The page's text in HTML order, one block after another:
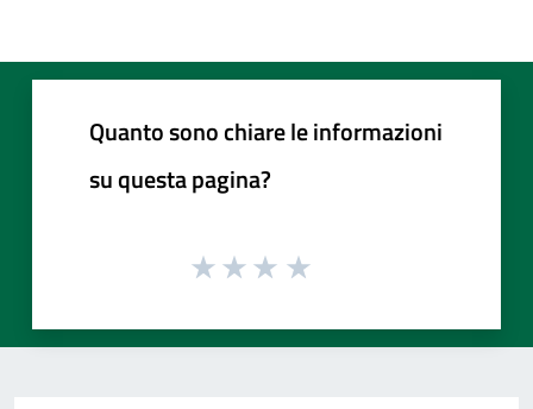
Quanto sono chiare le informazioni
su questa pagina?